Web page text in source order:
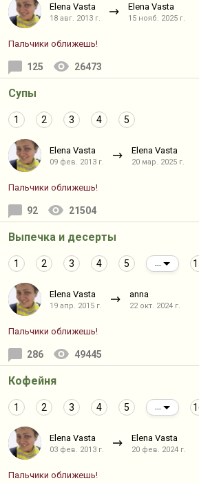
Elena Vasta
18 авг. 2013 г.
Elena Vasta
15 нояб. 2025 г.
Пальчики оближешь!
125 26473
Супы
1 2 3 4 5
Elena Vasta
09 фев. 2013 г.
Elena Vasta
20 мар. 2025 г.
Пальчики оближешь!
92 21504
Выпечка и десерты
1 2 3 4 5
Elena Vasta
19 апр. 2015 г.
anna
22 окт. 2024 г.
Пальчики оближешь!
286 49445
Кофейня
1 2 3 4 5
Elena Vasta
03 фев. 2013 г.
Elena Vasta
20 фев. 2024 г.
Пальчики оближешь!